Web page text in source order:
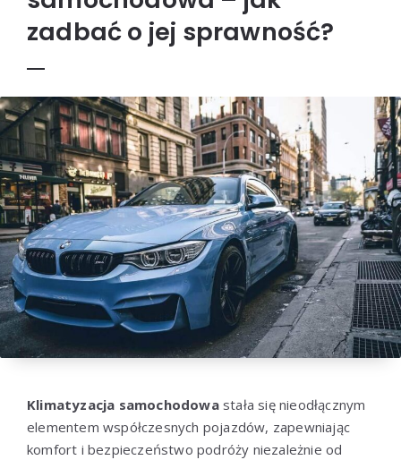
zadbać o jej sprawność?
Klimatyzacja samochodowastała się nieodłącznym
elementem współczesnych pojazdów, zapewniając
komfort i bezpieczeństwo podróży niezależnie od